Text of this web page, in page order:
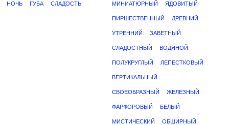
НОЧЬ ГУБА СЛАДОСТЬ МИНИАТЮРНЫЙ ЯДОВИТЫЙ
ПИРШЕСТВЕННЫЙ ДРЕВНИЙ
УТРЕННИЙ ЗАВЕТНЫЙ
СЛАДОСТНЫЙ ВОДЯНОЙ
ПОЛУКРУГЛЫЙ ЛЕПЕСТКОВЫЙ
ВЕРТИКАЛЬНЫЙ
СВОЕОБРАЗНЫЙ ЖЕЛЕЗНЫЙ
ФАРФОРОВЫЙ БЕЛЫЙ
МИСТИЧЕСКИЙ ОБШИРНЫЙ